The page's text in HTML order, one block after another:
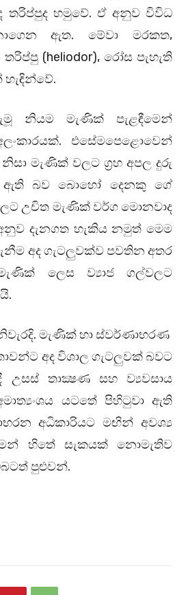
හමුවේ. ඒ අනුව විවිධ
ඇත. මේවා මරකත,
(heliodor), රෝස පැහැති
නියම මැණික් පැළඳීමෙන්
එසේමපෙළොවෙන්
මැණික් වලට ග‍්‍රහ අපල දුරු
ඇති බව බොහෝ දෙනකු ගේ
උචිත මැණික් වර්ග මොනවාද
දැනගත හැකිය නමුත් මෙම
අද ගැටලුවක්ව පවතින අතර
ලෙස ව්‍යාජ ගල්වලට
මැණික් හා ස්වර්ණාභරණ
අද විශාල ගැටලුවක් බවට
තාක්‍ෂණ සහ ව්‍යවසාය
යටතේ පිහිටුවා ඇති
අධිකාරියට මඟින් අවශ්‍ය
හිතේ සැකයක් නොමැතිව
පුළුවන්.